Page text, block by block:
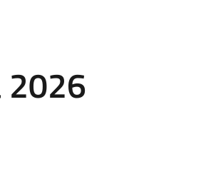
2026